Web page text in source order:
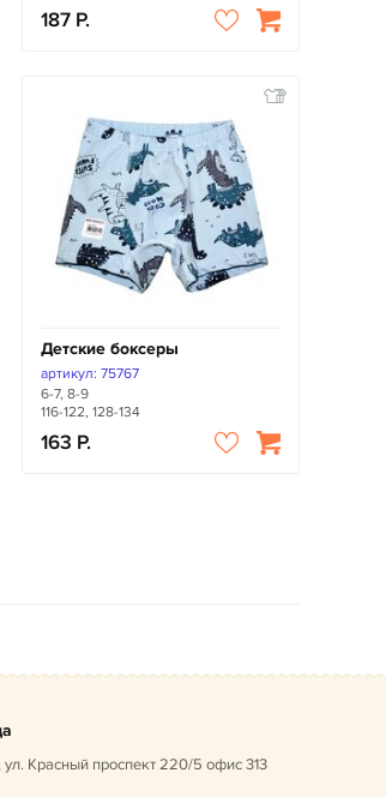
187
Детские боксеры
артикул: 75767
6-7, 8-9
116-122, 128-134
163
Красный проспект 220/5 офис 313